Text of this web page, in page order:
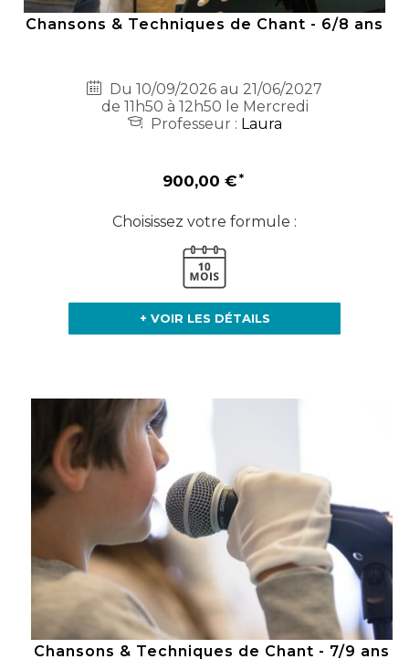
Chansons & Techniques de Chant - 6/8 ans
Du 10/09/2026 au 21/06/2027
de 11h50 à 12h50 le Mercredi
Professeur : Laura
900,00 €
Choisissez votre formule :
+ VOIR LES DÉTAILS
Chansons & Techniques de Chant - 7/9 ans